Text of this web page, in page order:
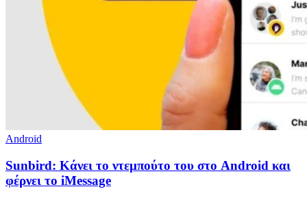
Android
Sunbird: Κάνει το ντεμπούτο του στο Android και
φέρνει το iMessage